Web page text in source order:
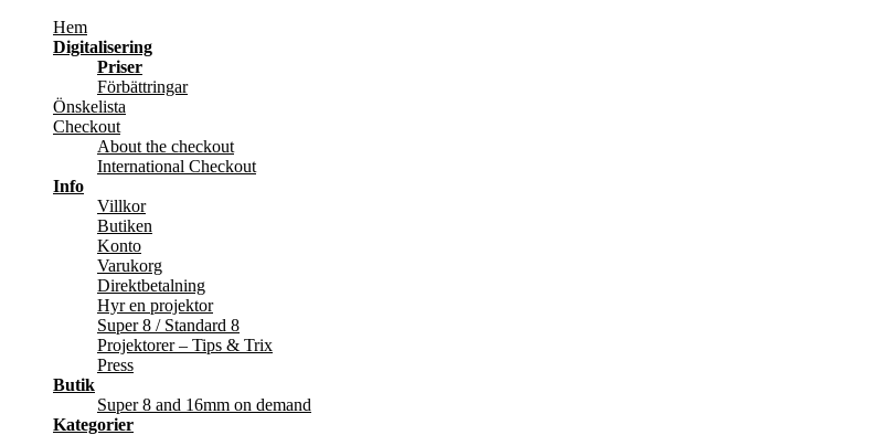
Hem
Digitalisering
Priser
Förbättringar
Önskelista
Checkout
About the checkout
International Checkout
Info
Villkor
Butiken
Konto
Varukorg
Direktbetalning
Hyr en projektor
Super 8 / Standard 8
Projektorer – Tips & Trix
Press
Butik
Super 8 and 16mm on demand
Kategorier